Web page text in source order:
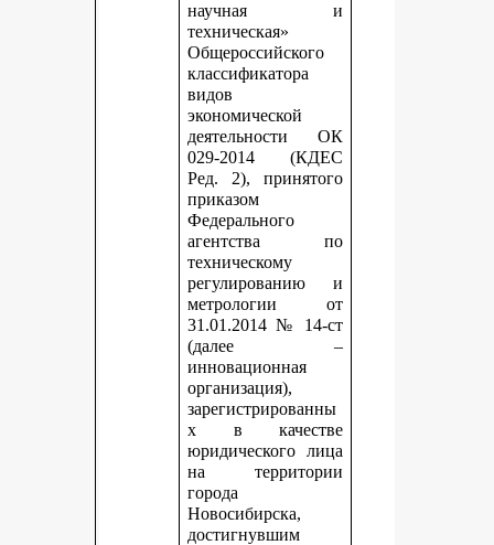
научная и
техническая»
Общероссийского
классификатора
видов
экономической
деятельности ОК
029-2014 (КДЕС
Ред. 2), принятого
приказом
Федерального
агентства по
техническому
регулированию и
метрологии от
31.01.2014 № 14-ст
(далее –
инновационная
организация),
зарегистрированны
х в качестве
юридического лица
на территории
города
Новосибирска,
достигнувшим